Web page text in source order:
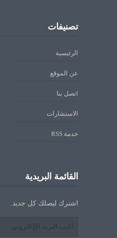
تصنيفات
الرئيسية
عن الموقع
اتصل بنا
الاستشارات
خدمة RSS
القائمة البريدية
اشترك ليصلك كل جديد.